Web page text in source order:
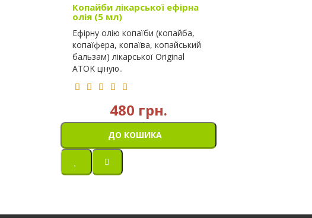
Копайби лікарської ефірна
олія (5 мл)
Ефірну олію копаїби (копайба,
копаїфера, копаїва, копайський
бальзам) лікарської Original
ATOK ціную..
480 грн.
ДО КОШИКА